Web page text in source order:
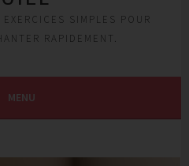
SIMPLES POUR
RAPIDEMENT.
MENU